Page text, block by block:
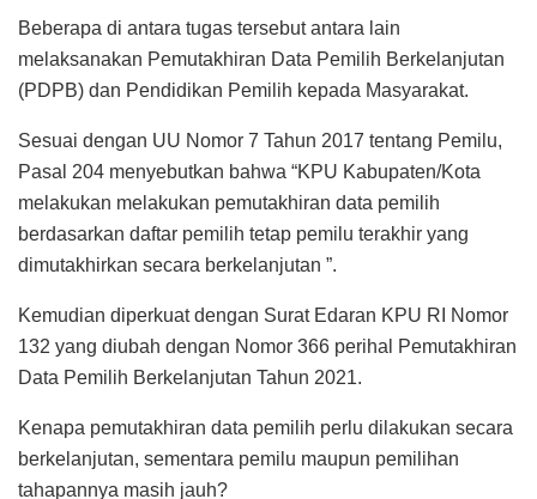
Beberapa di antara tugas tersebut antara lain
melaksanakan Pemutakhiran Data Pemilih Berkelanjutan
(PDPB) dan Pendidikan Pemilih kepada Masyarakat.
Sesuai dengan UU Nomor 7 Tahun 2017 tentang Pemilu,
Pasal 204 menyebutkan bahwa “KPU Kabupaten/Kota
melakukan melakukan pemutakhiran data pemilih
berdasarkan daftar pemilih tetap pemilu terakhir yang
dimutakhirkan secara berkelanjutan ”.
Kemudian diperkuat dengan Surat Edaran KPU RI Nomor
132 yang diubah dengan Nomor 366 perihal Pemutakhiran
Data Pemilih Berkelanjutan Tahun 2021.
Kenapa pemutakhiran data pemilih perlu dilakukan secara
berkelanjutan, sementara pemilu maupun pemilihan
tahapannya masih jauh?